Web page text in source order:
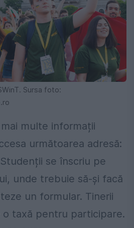
Sursa foto:
multe informații
următoarea adresă:
se înscriu pe
unde trebuie să-și facă
un formular. Tinerii
o taxă pentru participare.